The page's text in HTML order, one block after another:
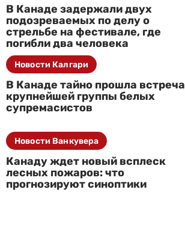
В Канаде задержали двух
подозреваемых по делу о
стрельбе на фестивале, где
погибли два человека
В Канаде тайно прошла встреча
крупнейшей группы белых
супремасистов
Новости Калгари
Канаду ждет новый всплеск
лесных пожаров: что
прогнозируют синоптики
Новости Ванкувера